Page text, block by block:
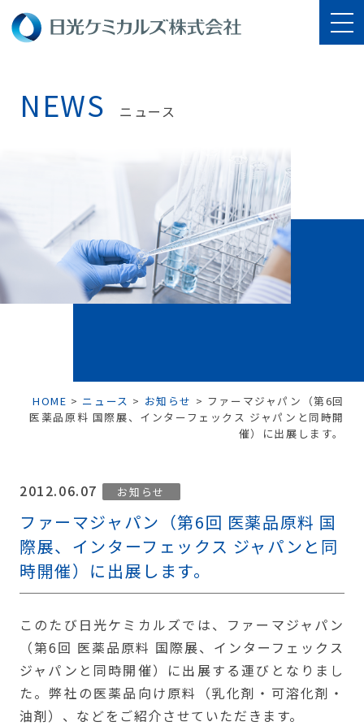
NEWS ニュース
HOME > ニュース > お知らせ > ファーマジャパン（第6回
医薬品原料 国際展、インターフェックス ジャパンと同時開
催）に出展します。
2012.06.07 お知らせ
ファーマジャパン（第6回 医薬品原料 国
際展、インターフェックス ジャパンと同
時開催）に出展します。
このたび日光ケミカルズでは、ファーマジャパン
（第6回 医薬品原料 国際展、インターフェックス
ジャパンと同時開催）に出展する運びとなりまし
た。弊社の医薬品向け原料（乳化剤・可溶化剤・
油剤）、などをご紹介させていただきます。